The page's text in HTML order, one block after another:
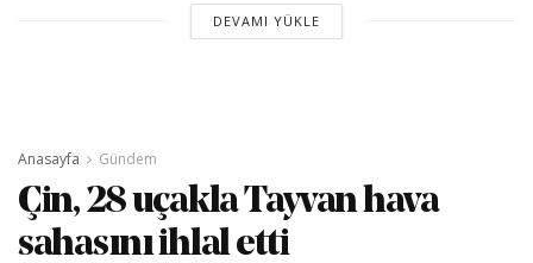
DEVAMI YÜKLE
Anasayfa Gündem
Çin, 28 uçakla Tayvan hava
sahasını ihlal etti